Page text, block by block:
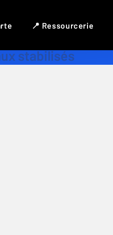
📍 Ressourcerie
stabilisés